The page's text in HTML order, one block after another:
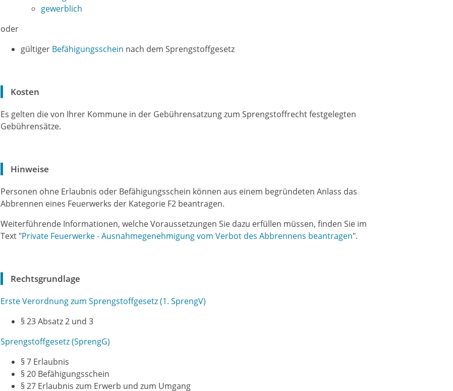
gewerblich
oder
gültiger Befähigungsschein nach dem Sprengstoffgesetz
Kosten
Es gelten die von Ihrer Kommune in der Gebührensatzung zum Sprengstoffrecht festgelegten
Gebührensätze.
Hinweise
Personen ohne Erlaubnis oder Befähigungsschein können aus einem begründeten Anlass das
Abbrennen eines Feuerwerks der Kategorie F2 beantragen.
Weiterführende Informationen, welche Voraussetzungen Sie dazu erfüllen müssen, finden Sie im
Text "Private Feuerwerke - Ausnahmegenehmigung vom Verbot des Abbrennens beantragen".
Rechtsgrundlage
Erste Verordnung zum Sprengstoffgesetz (1. SprengV)
§ 23 Absatz 2 und 3
Sprengstoffgesetz (SprengG)
§ 7 Erlaubnis
§ 20 Befähigungsschein
§ 27 Erlaubnis zum Erwerb und zum Umgang